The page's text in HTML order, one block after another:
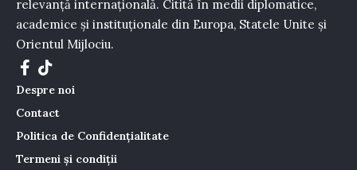
relevanță internațională. Citită în medii diplomatice,
academice și instituționale din Europa, Statele Unite și
Orientul Mijlociu.
Despre noi
Contact
Politica de Confidențialitate
Termeni și condiții